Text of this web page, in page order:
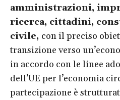
amministrazioni,
ricerca, cittadini,
civile, con il preciso
transizione verso
in accordo con le linee
dell’UE per l’economia
partecipazione è